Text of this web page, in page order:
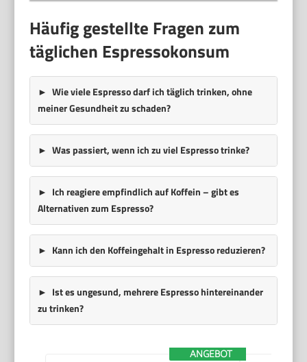
Häufig gestellte Fragen zum
täglichen Espressokonsum
Wie viele Espresso darf ich täglich trinken, ohne
meiner Gesundheit zu schaden?
Was passiert, wenn ich zu viel Espresso trinke?
Ich reagiere empfindlich auf Koffein – gibt es
Alternativen zum Espresso?
Kann ich den Koffeingehalt in Espresso reduzieren?
Ist es ungesund, mehrere Espresso hintereinander
zu trinken?
ANGEBOT